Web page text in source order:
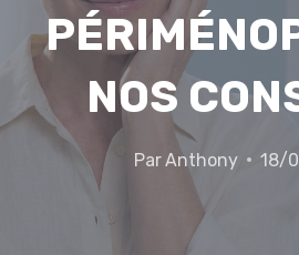
NOS
ParAnthony 18/